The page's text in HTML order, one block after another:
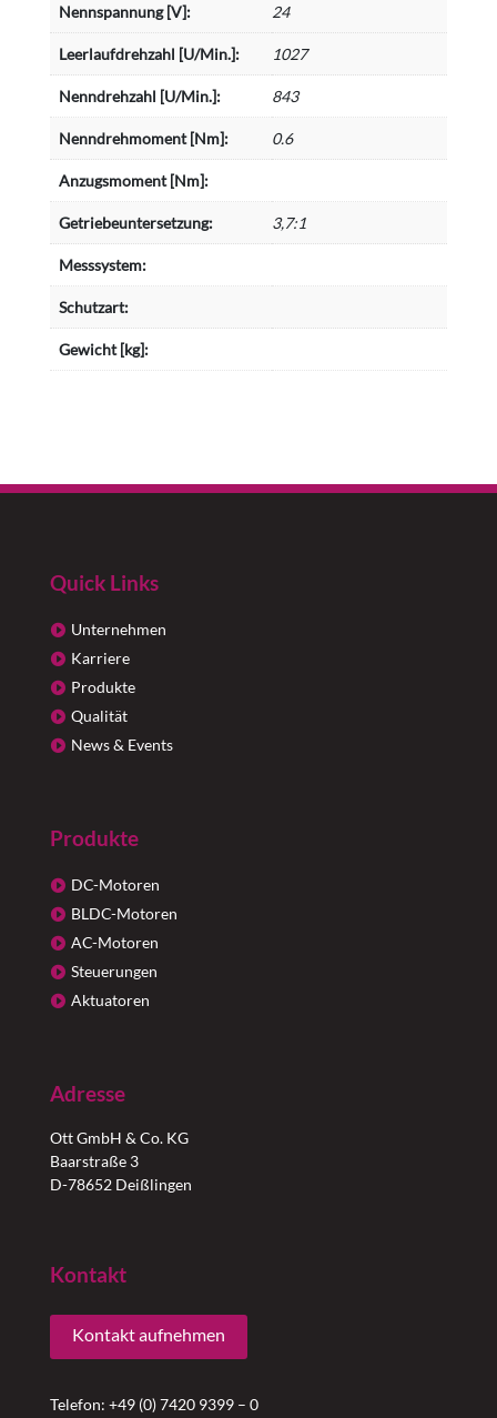
Nennspannung [V]: 24
Leerlaufdrehzahl [U/Min.]: 1027
Nenndrehzahl [U/Min.]: 843
Nenndrehmoment [Nm]: 0.6
Anzugsmoment [Nm]:
Getriebeuntersetzung: 3,7:1
Messsystem:
Schutzart:
Gewicht [kg]:
Quick Links
Unternehmen
Karriere
Produkte
Qualität
News & Events
Produkte
DC-Motoren
BLDC-Motoren
AC-Motoren
Steuerungen
Aktuatoren
Adresse
Ott GmbH & Co. KG
Baarstraße 3
D-78652 Deißlingen
Kontakt
Kontakt aufnehmen
Telefon: +49 (0) 7420 9399 – 0